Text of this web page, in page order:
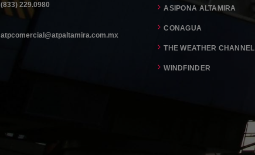
(833) 229.0980
atpcomercial@atpaltamira.com.mx
ASIPONA ALTAMIRA
CONAGUA
THE WEATHER CHANNEL
WINDFINDER